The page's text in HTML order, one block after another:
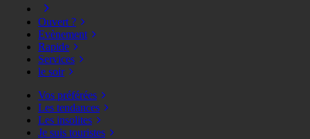
Ouvert ?
Evènement
Rapide
Services
le soir
Vos préférées
Les tendances
Les insolites
Je suis touristes